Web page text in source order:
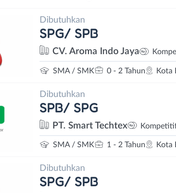
Dibutuhkan
SPG/ SPB
CV. Aroma Indo Jaya
SMA / SMK 0 - 2 Tahun Kota
Dibutuhkan
SPB/ SPG
PT. Smart Techtex
SMA / SMK 1 - 2 Tahun Kota
Dibutuhkan
SPG/ SPB